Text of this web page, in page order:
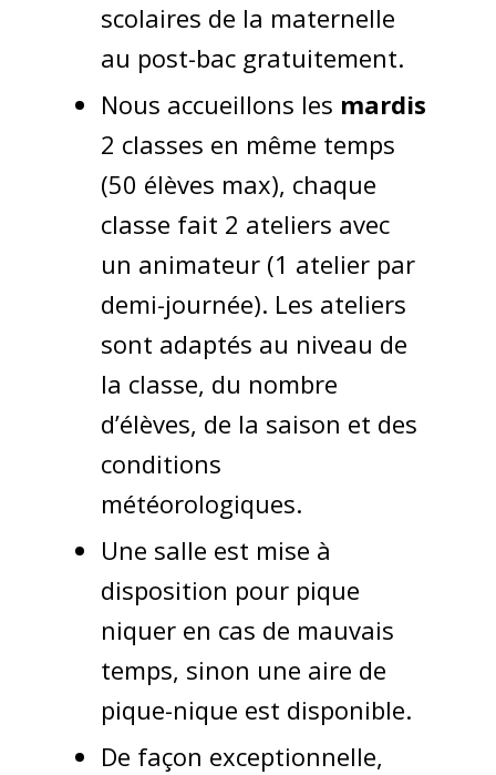
scolaires de la maternelle
au post-bac gratuitement.
Nous accueillons les mardis
2 classes en même temps
(50 élèves max), chaque
classe fait 2 ateliers avec
un animateur (1 atelier par
demi-journée). Les ateliers
sont adaptés au niveau de
la classe, du nombre
d’élèves, de la saison et des
conditions
météorologiques.
Une salle est mise à
disposition pour pique
niquer en cas de mauvais
temps, sinon une aire de
pique-nique est disponible.
De façon exceptionnelle,